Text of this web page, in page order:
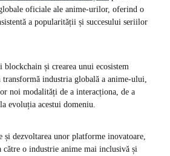
oficiale ale anime-urilor, oferind o
a popularității și succesului seriilor
și crearea unui ecosistem
transformă industria globală a anime-ului,
noi modalități de a interacționa, de a
evoluția acestui domeniu.
și dezvoltarea unor platforme inovatoare,
către o industrie anime mai inclusivă și